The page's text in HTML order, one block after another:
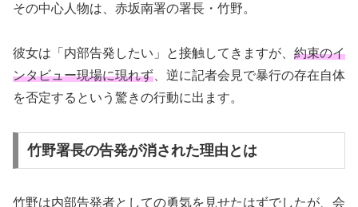
その中心人物は、赤坂南署の署長・竹野。
彼女は「内部告発したい」と接触してきますが、 約束のイ
ンタビュー現場に現れず 、逆に記者会見で暴行の存在自体
を否定するという驚きの行動に出ます。
竹野署長の告発が消された理由とは
竹野は内部告発者としての勇気を見せたはずでしたが、会